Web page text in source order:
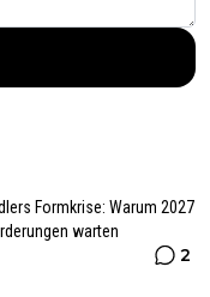
Formkrise: Warum 2027
warten
2